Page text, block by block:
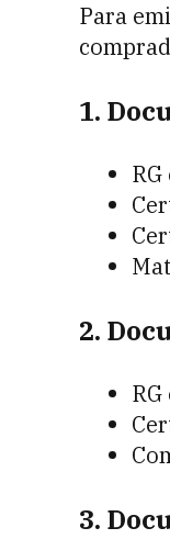
Para
1.
RG
2.
RG
3.